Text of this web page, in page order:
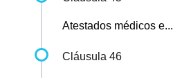
Atestados médicos e...
Cláusula 46